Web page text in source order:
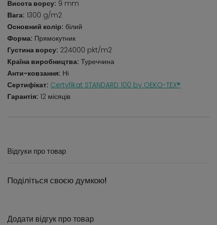
Висота ворсу: 9 mm
Вага: 1300 g/m2
Основний колір: білий
Форма: Прямокутник
Густина ворсу: 224000 pkt/m2
Країна виробництва: Туреччина
Анти-ковзання: Ні
Сертифікат: Certyfikat STANDARD 100 by OEKO-TEX®
Гарантія: 12 місяців
Відгуки про товар
Поділіться своєю думкою!
Додати відгук про товар